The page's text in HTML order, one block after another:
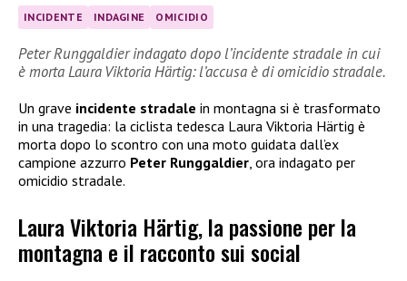
INCIDENTE INDAGINE OMICIDIO
Peter Runggaldier indagato dopo l’incidente stradale in cui
è morta Laura Viktoria Härtig: l’accusa è di omicidio stradale.
Un grave incidente stradale in montagna si è trasformato
in una tragedia: la ciclista tedesca Laura Viktoria Härtig è
morta dopo lo scontro con una moto guidata dall’ex
campione azzurro Peter Runggaldier, ora indagato per
omicidio stradale.
Laura Viktoria Härtig, la passione per la
montagna e il racconto sui social